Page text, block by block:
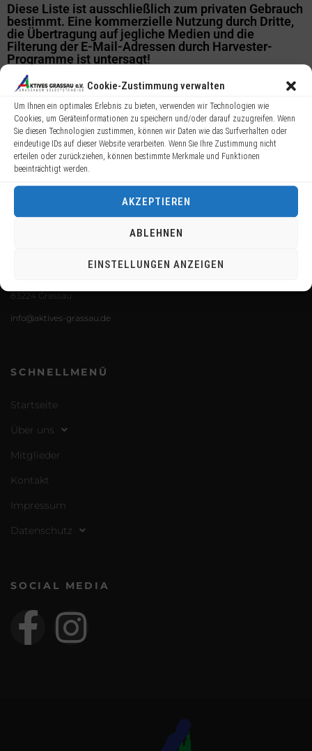
Cookie-Zustimmung verwalten
Um Ihnen ein optimales Erlebnis zu bieten, verwenden wir Technologien wie
Cookies, um Geräteinformationen zu speichern und/oder darauf zuzugreifen. Wenn
Sie diesen Technologien zustimmen, können wir Daten wie das Surfverhalten oder
eindeutige IDs auf dieser Website verarbeiten. Wenn Sie Ihre Zustimmung nicht
erteilen oder zurückziehen, können bestimmte Merkmale und Funktionen
beeinträchtigt werden.
AKZEPTIEREN
ABLEHNEN
EINSTELLUNGEN ANZEIGEN
Diese Liste ist ausschließlich zum privaten Gebrauch
bestimmt. Eine kommerzielle Nutzung durch Dritte,
die Übertragung auf jegliche Medien und die
Filterung der E-Mail-Adressen durch Harvester-
Programme ist untersagt!
Aktives Grassau e.V.
83224 Grassau
info@aktives-grassau.de
SCHNELLMENÜ
Startseite
Über uns
Mitglieder
Kontakt
Impressum
Datenschutz
SOCIAL MEDIA